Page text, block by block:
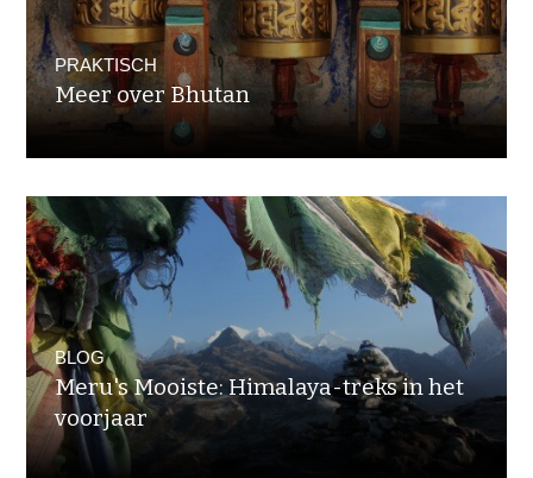
PRAKTISCH
Meer over Bhutan
BLOG
Meru's Mooiste: Himalaya-treks in het
voorjaar